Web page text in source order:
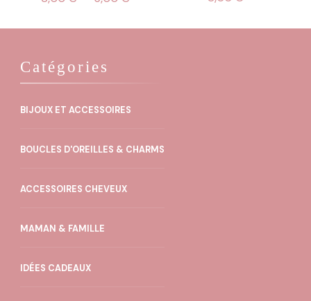
initial
8,00 €.
actuel
Catégories
BIJOUX ET ACCESSOIRES
BOUCLES D'OREILLES & CHARMS
ACCESSOIRES CHEVEUX
MAMAN & FAMILLE
IDÉES CADEAUX